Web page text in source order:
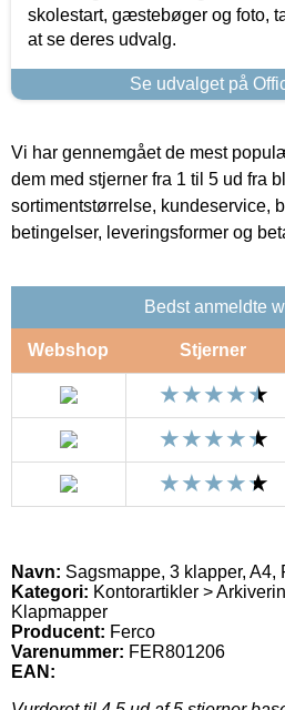
skolestart, gæstebøger og foto,
at se deres udvalg.
Se udvalget på
Vi har gennemgået de mest
dem med stjerner fra 1 til 5 ud fra
sortimentstørrelse, kundeservice,
betingelser, leveringsformer og
Bedst anmeldte
Webshop Stjerner
Navn: Sagsmappe, 3 klapper, A4,
Kategori: Kontorartikler >
Klapmapper
Producent: Ferco
Varenummer: FER801206
EAN: